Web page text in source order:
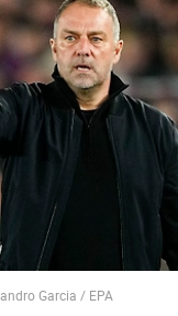
Garcia / ЕРА